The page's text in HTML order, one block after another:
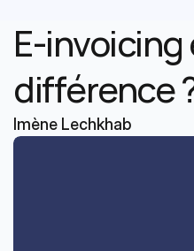
E-
différence
Imène Lechkhab